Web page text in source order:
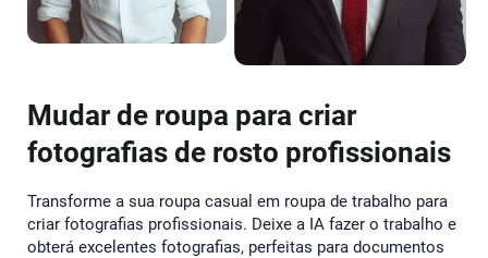
Mudar de roupa para criar
fotografias de rosto profissionais
Transforme a sua roupa casual em roupa de trabalho para
criar fotografias profissionais. Deixe a IA fazer o trabalho e
obterá excelentes fotografias, perfeitas para documentos